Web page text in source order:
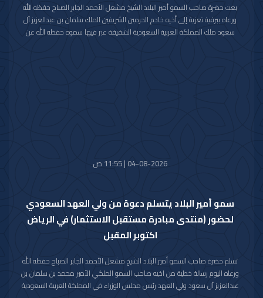
بعث حضرة صاحب السمو أمير البلاد الشيخ مشعل الأحمد الجابر الصباح حفظه الله
ورعاه ببرقية تعزية إلى أخيه خادم الحرمين الشريفين الملك سلمان بن عبدالعزيز آل
سعود ملك المملكة العربية السعودية الشقيقة عبر فيها سموه حفظه الله عن
04-08-2026 | 11:55 ص
سمو أمير البلاد يتسلم دعوة من ولي العهد السعودي
لحضور (منتدى مبادرة مستقبل الاستثمار) في الرياض
اكتوبر المقبل
تسلم حضرة صاحب السمو أمير البلاد الشيخ مشعل الأحمد الجابر الصباح حفظه الله
ورعاه اليوم رسالة خطية من اخيه صاحب السمو الملكي الأمير محمد بن سلمان بن
عبدالعزيز آل سعود ولي العهد رئيس مجلس الوزراء في المملكة العربية السعودية